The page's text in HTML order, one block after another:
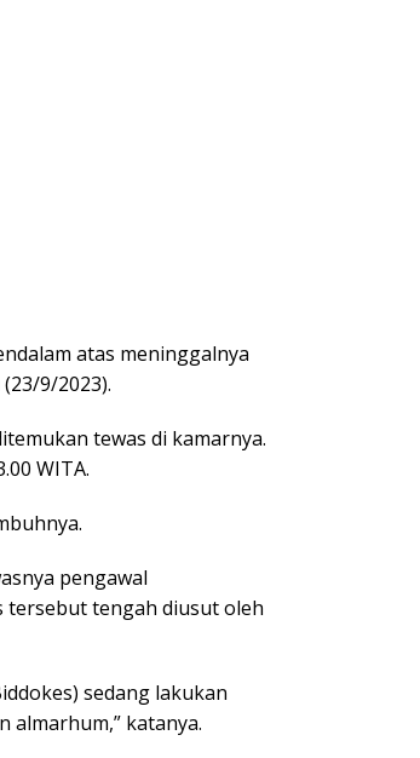
atas meninggalnya
9/2023).
tewas di kamarnya.
WITA.
pengawal
tersebut tengah diusut oleh
sedang lakukan
almarhum,” katanya.